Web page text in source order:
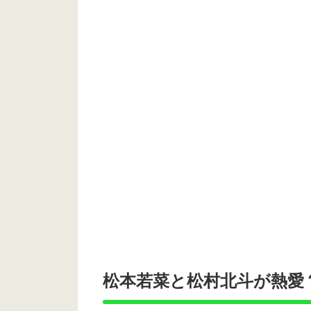
松本若菜と松村北斗が熱愛